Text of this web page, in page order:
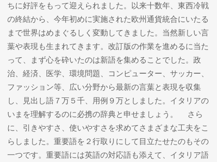
ちに好評をもって迎えられました。以来十数年、東西冷戦
の終結から、今年初めに実施された欧州通貨統合にいたる
まで世界はめまぐるしく変動してきました。当然新しい言
葉や表現も生まれてきます。改訂版の作業を進めるに当た
って、まず心を砕いたのは新語を集めることでした。政
治、経済、医学、環境問題、コンピューター、サッカー、
ファッション等、広い分野から最新の言葉と表現を収集
し、見出し語７万５千、用例９万としました。イタリアの
いまを理解するのに必携の辞典と申せましょう。 さら
に、引きやすさ、使いやすさを求めてさまざまな工夫をこ
らしました。重要語を２行取りにして目立たせたのもその
一つです。重要語には英語の対応語も添えて、イタリア語